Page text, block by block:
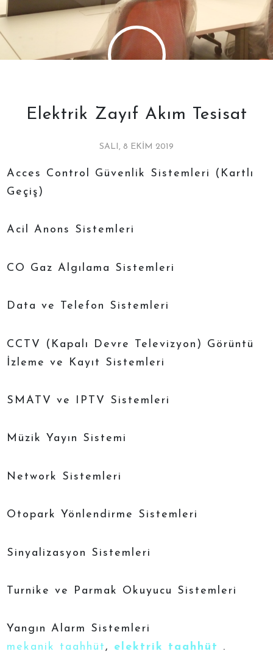
Elektrik Zayıf Akım Tesisat
SALI, 8 EKIM 2019
Acces Control Güvenlik Sistemleri (Kartlı
Geçiş)
Acil Anons Sistemleri
CO Gaz Algılama Sistemleri
Data ve Telefon Sistemleri
CCTV (Kapalı Devre Televizyon) Görüntü
İzleme ve Kayıt Sistemleri
SMATV ve IPTV Sistemleri
Müzik Yayın Sistemi
Network Sistemleri
Otopark Yönlendirme Sistemleri
Sinyalizasyon Sistemleri
Turnike ve Parmak Okuyucu Sistemleri
Yangın Alarm Sistemleri
mekanik taahhüt, elektrik taahhüt .